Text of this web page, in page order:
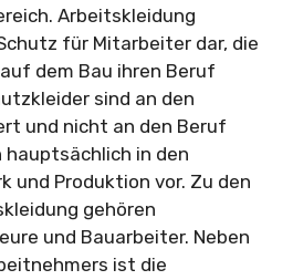
Arbeitskleidung
für Mitarbeiter dar, die
dem Bau ihren Beruf
sind an den
und nicht an den Beruf
hauptsächlich in den
und Produktion vor. Zu den
gehören
und Bauarbeiter. Neben
ist die